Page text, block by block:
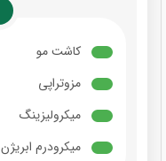
کاشت مو
مزوتراپی
میکرولیزینگ
میکرودرم ابریژن